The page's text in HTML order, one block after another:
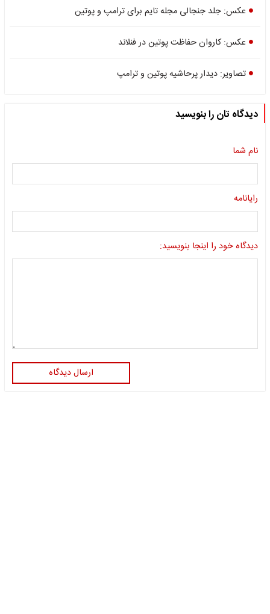
عکس: جلد جنجالی مجله تایم برای ترامپ و پوتین
عکس: کاروان حفاظت پوتین در فنلاند
تصاویر: دیدار پرحاشیه پوتین و ترامپ
دیدگاه تان را بنویسید
نام شما
رایانامه
دیدگاه خود را اینجا بنویسید:
ارسال دیدگاه